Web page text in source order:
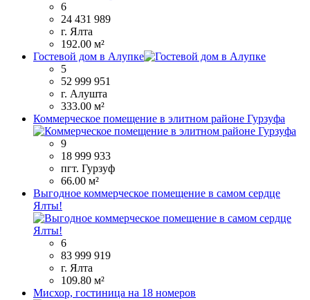
6
24 431 989
г. Ялта
192.00 м²
Гостевой дом в Алупке
5
52 999 951
г. Алушта
333.00 м²
Коммерческое помещение в элитном районе Гурзуфа
9
18 999 933
пгт. Гурзуф
66.00 м²
Выгодное коммерческое помещение в самом сердце
Ялты!
6
83 999 919
г. Ялта
109.80 м²
Мисхор, гостиница на 18 номеров